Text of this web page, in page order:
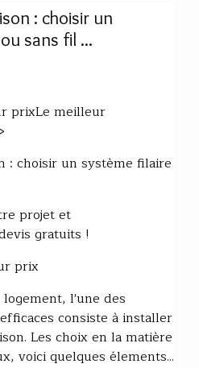
: choisir un
sans fil ...
prixLe meilleur
: choisir un système filaire
projet et
gratuits !
prix
l'une des
consiste à installer
Les choix en la matière
voici quelques élements...